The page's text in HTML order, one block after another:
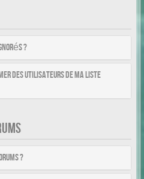
?
des utilisateurs de ma liste
?